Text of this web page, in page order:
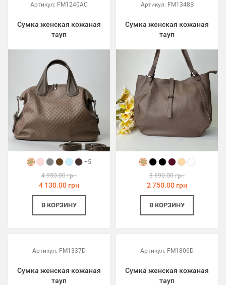
Артикул: FM1240AC
Сумка женская кожаная
тауп
+5
4 950.00 грн
4 130.00 грн
В КОРЗИНУ
Артикул: FM1348B
Сумка женская кожаная
тауп
3 690.00 грн
2 750.00 грн
В КОРЗИНУ
Артикул: FM1337D
Сумка женская кожаная
тауп
Артикул: FM1806D
Сумка женская кожаная
тауп